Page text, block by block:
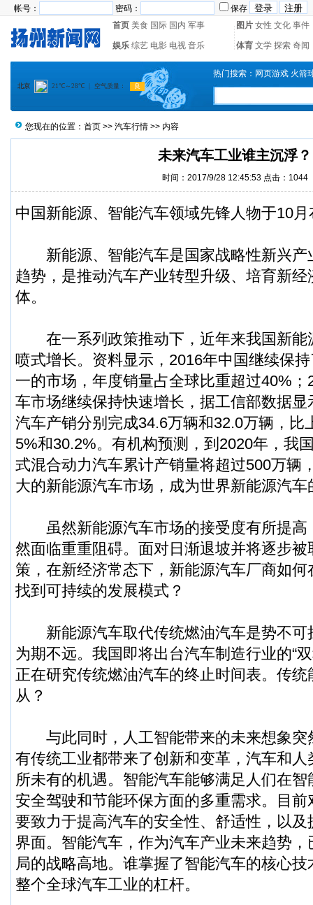
帐号： 密码：
保存
首页 美食 国际 国内 军事 图片 女性 文化 事件
娱乐 综艺 电影 电视 音乐 体育 文学 探索 奇闻
热门搜索： 网页游戏 火箭
您现在的位置： 首页 >> 汽车行情 >> 内容
未来汽车工业谁主沉浮？
时间：2017/9/28 12:45:53 点击： 1044
中国新能源、智能汽车领域先锋人物于10
新能源、智能汽车是国家战略性新兴产
趋势，是推动汽车产业转型升级、培育新
体。
在一系列政策推动下，近年来我国新能
喷式增长。资料显示，2016年中国继续保
一的市场，年度销量占全球比重超过40%
车市场继续保持快速增长，据工信部数据
汽车产销分别完成34.6万辆和32.0万辆，比
5%和30.2%。有机构预测，到2020年，我
式混合动力汽车累计产销量将超过500万辆
大的新能源汽车市场，成为世界新能源汽车
虽然新能源汽车市场的接受度有所提高
然面临重重阻碍。面对日渐退坡并将逐步
策，在新经济常态下，新能源汽车厂商如
找到可持续的发展模式？
新能源汽车取代传统燃油汽车是势不可
为期不远。我国即将出台汽车制造行业的“
正在研究传统燃油汽车的终止时间表。传
从？
与此同时，人工智能带来的未来想象突
有传统工业都带来了创新和变革，汽车和
所未有的机遇。智能汽车能够满足人们在
安全驾驶和节能环保方面的多重需求。目
要致力于提高汽车的安全性、舒适性，以
界面。智能汽车，作为汽车产业未来趋势
局的战略高地。谁掌握了智能汽车的核心
整个全球汽车工业的杠杆。